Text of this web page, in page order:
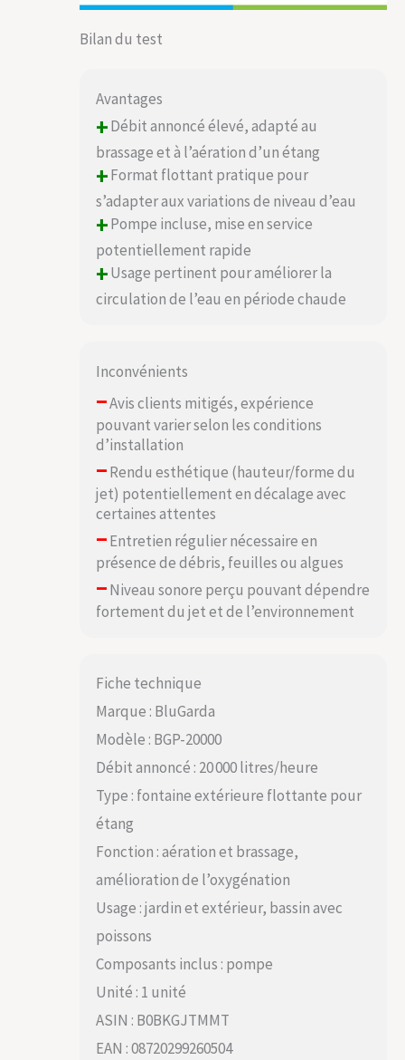
Bilan du test
Avantages
+Débit annoncé élevé, adapté au
brassage et à l’aération d’un étang
+Format flottant pratique pour
s’adapter aux variations de niveau d’eau
+Pompe incluse, mise en service
potentiellement rapide
+Usage pertinent pour améliorer la
circulation de l’eau en période chaude
Inconvénients
–Avis clients mitigés, expérience
pouvant varier selon les conditions
d’installation
–Rendu esthétique (hauteur/forme du
jet) potentiellement en décalage avec
certaines attentes
–Entretien régulier nécessaire en
présence de débris, feuilles ou algues
–Niveau sonore perçu pouvant dépendre
fortement du jet et de l’environnement
Fiche technique
Marque : BluGarda
Modèle : BGP-20000
Débit annoncé : 20 000 litres/heure
Type : fontaine extérieure flottante pour
étang
Fonction : aération et brassage,
amélioration de l’oxygénation
Usage : jardin et extérieur, bassin avec
poissons
Composants inclus : pompe
Unité : 1 unité
ASIN : B0BKGJTMMT
EAN : 08720299260504